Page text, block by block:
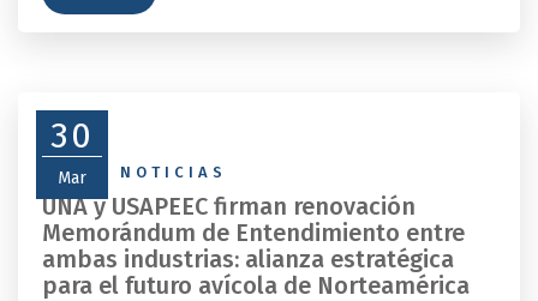
30
Mar
NEWS NOTICIAS
UNA y USAPEEC firman renovación
Memorándum de Entendimiento entre
ambas industrias: alianza estratégica
para el futuro avícola de Norteamérica